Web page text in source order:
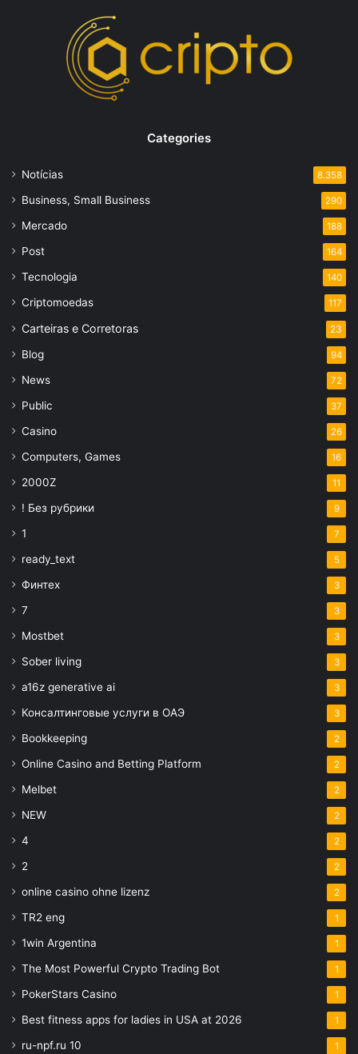
Categories
Notícias 8.358
Business, Small Business 290
Mercado 188
Post 164
Tecnologia 140
Criptomoedas 117
Carteiras e Corretoras 23
Blog 94
News 72
Public 37
Casino 26
Computers, Games 16
2000Z 11
! Без рубрики 9
1 7
ready_text 5
Финтех 3
7 3
Mostbet 3
Sober living 3
a16z generative ai 3
Консалтинговые услуги в ОАЭ 3
Bookkeeping 2
Online Casino and Betting Platform 2
Melbet 2
NEW 2
4 2
2 2
online casino ohne lizenz 2
TR2 eng 1
1win Argentina 1
The Most Powerful Crypto Trading Bot 1
PokerStars Casino 1
Best fitness apps for ladies in USA at 2026 1
ru-npf.ru 10 1